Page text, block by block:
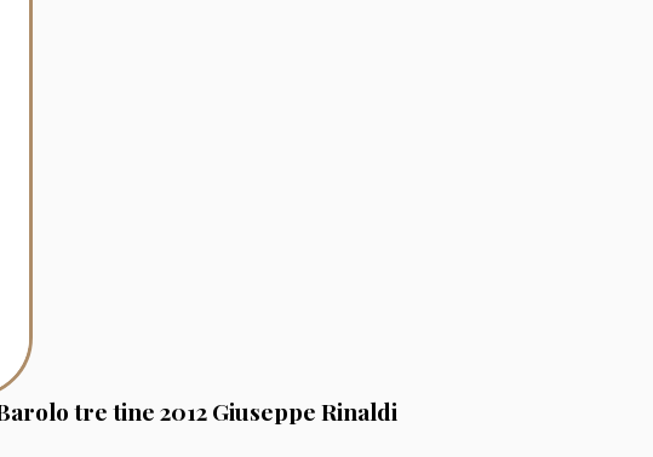
tre tine 2012 Giuseppe Rinaldi